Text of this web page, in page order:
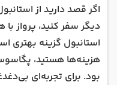
اگر قصد دارید از
دیگر سفر کنید، پرواز
استانبول گزینه بهتری
هزینه‌ها هستید،
بود. برای تجربه‌ای